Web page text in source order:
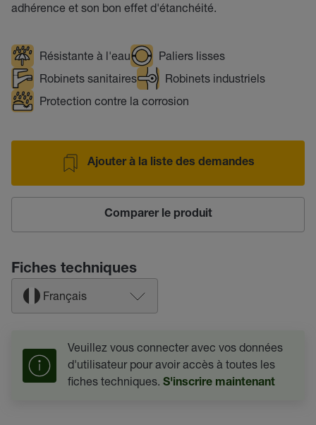
adhérence et son bon effet d'étanchéité.
Résistante à l'eau
Paliers lisses
Robinets sanitaires
Robinets industriels
Protection contre la corrosion
Ajouter à la liste des demandes
Comparer le produit
Fiches techniques
Français
Veuillez vous connecter avec vos données
d'utilisateur pour avoir accès à toutes les
fiches techniques. S'inscrire maintenant